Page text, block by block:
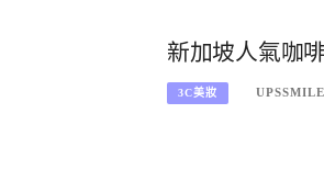
新加坡人氣咖
3C美妝 UPSSMILE